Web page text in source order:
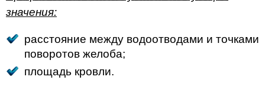
значения:
расстояние между водоотводами и точками
поворотов желоба;
площадь кровли.